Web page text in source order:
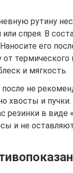
рутину
спрея. В
его
от
и мягкость.
не
хвосты и
резинки в
и не